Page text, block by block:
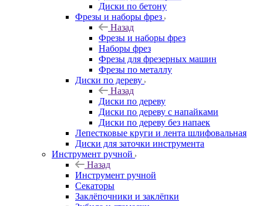
Диски по бетону
Фрезы и наборы фрез
Назад
Фрезы и наборы фрез
Наборы фрез
Фрезы для фрезерных машин
Фрезы по металлу
Диски по дереву
Назад
Диски по дереву
Диски по дереву с напайками
Диски по дереву без напаек
Лепестковые круги и лента шлифовальная
Диски для заточки инструмента
Инструмент ручной
Назад
Инструмент ручной
Секаторы
Заклёпочники и заклёпки